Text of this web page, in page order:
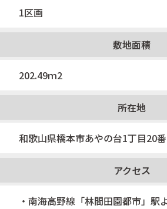
1区画
敷地面積
202.49ｍ2
所在地
和歌山県橋本市あやの台1丁目20
アクセス
・南海高野線「林間田園都市」駅